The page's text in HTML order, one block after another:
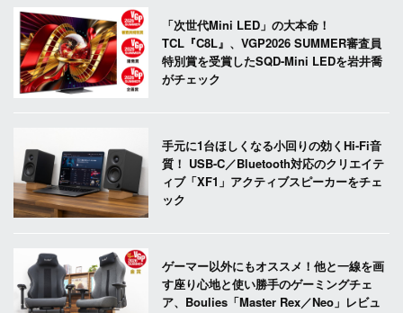
「次世代Mini LED」の大本命！
TCL『C8L』、VGP2026 SUMMER審査員
特別賞を受賞したSQD-Mini LEDを岩井喬
がチェック
手元に1台ほしくなる小回りの効くHi-Fi音
質！ USB-C／Bluetooth対応のクリエイテ
ィブ「XF1」アクティブスピーカーをチェ
ック
ゲーマー以外にもオススメ！他と一線を画
す座り心地と使い勝手のゲーミングチェ
ア、Boulies「Master Rex／Neo」レビュ